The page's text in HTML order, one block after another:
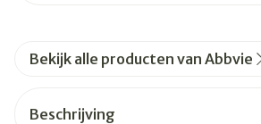
Bekijk alle producten van Abbvie
Beschrijving